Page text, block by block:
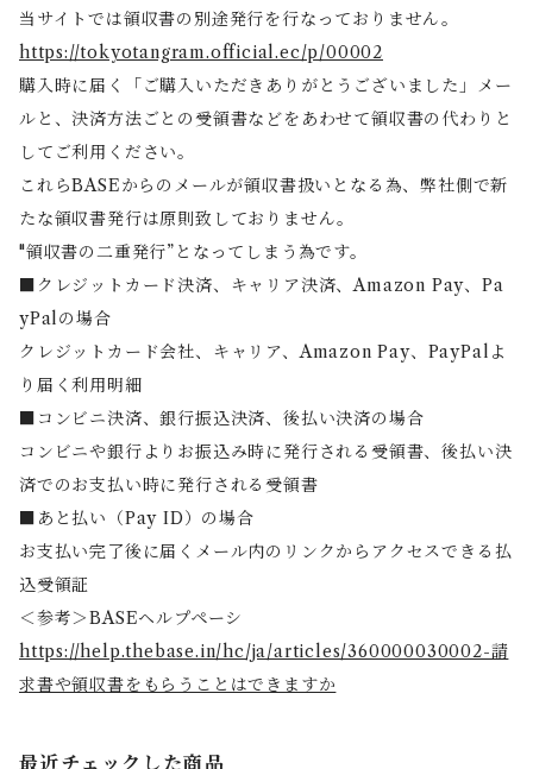
当サイトでは領収書の別途発行を行なっておりません。
https://tokyotangram.official.ec/p/00002
購入時に届く「ご購入いただきありがとうございました」メー
ルと、決済方法ごとの受領書などをあわせて領収書の代わりと
してご利用ください。
これらBASEからのメールが領収書扱いとなる為、弊社側で新
たな領収書発行は原則致しておりません。
"領収書の二重発行”となってしまう為です。
■クレジットカード決済、キャリア決済、Amazon Pay、Pa
yPalの場合
クレジットカード会社、キャリア、Amazon Pay、PayPalよ
り届く利用明細
■コンビニ決済、銀行振込決済、後払い決済の場合
コンビニや銀行よりお振込み時に発行される受領書、後払い決
済でのお支払い時に発行される受領書
■あと払い（Pay ID）の場合
お支払い完了後に届くメール内のリンクからアクセスできる払
込受領証
＜参考＞BASEヘルプペーシ
https://help.thebase.in/hc/ja/articles/360000030002-請
求書や領収書をもらうことはできますか
最近チェックした商品